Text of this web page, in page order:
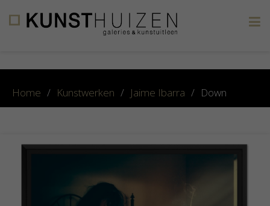
Home / Kunstwerken / Jaime Ibarra / Down